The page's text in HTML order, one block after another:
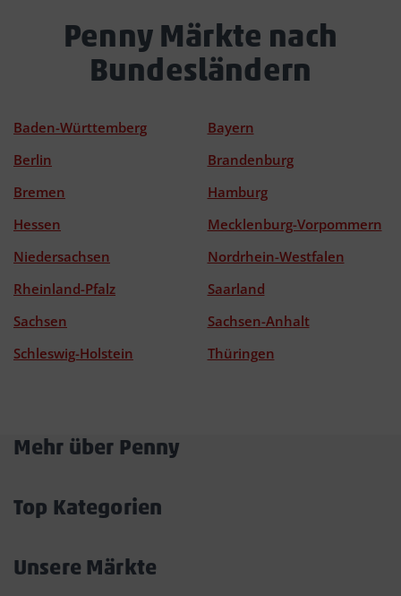
Penny Märkte nach
Bundesländern
Baden-Württemberg
Bayern
Berlin
Brandenburg
Bremen
Hamburg
Hessen
Mecklenburg-Vorpommern
Niedersachsen
Nordrhein-Westfalen
Rheinland-Pfalz
Saarland
Sachsen
Sachsen-Anhalt
Schleswig-Holstein
Thüringen
Mehr über Penny
Top Kategorien
Unsere Märkte